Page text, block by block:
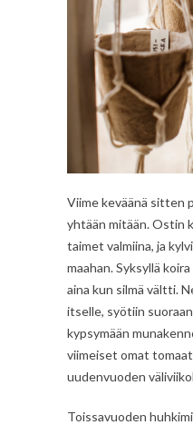
Viime keväänä sitten
yhtään mitään. Ostin
taimet valmiina, ja
maahan. Syksyllä
aina kun silmä vältti.
itselle, syötiin
kypsymään
viimeiset omat
uudenvuoden
Toissavuoden